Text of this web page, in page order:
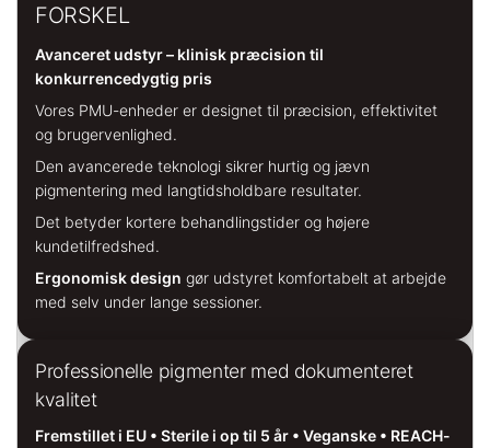
FORSKEL
Avanceret udstyr – klinisk præcision til
konkurrencedygtig pris
Vores PMU-enheder er designet til præcision, effektivitet
og brugervenlighed.
Den avancerede teknologi sikrer hurtig og jævn
pigmentering med langtidsholdbare resultater.
Det betyder kortere behandlingstider og højere
kundetilfredshed.
Ergonomisk design gør udstyret komfortabelt at arbejde
med selv under lange sessioner.
Professionelle pigmenter med dokumenteret
kvalitet
Fremstillet i EU • Sterile i op til 5 år • Veganske • REACH-